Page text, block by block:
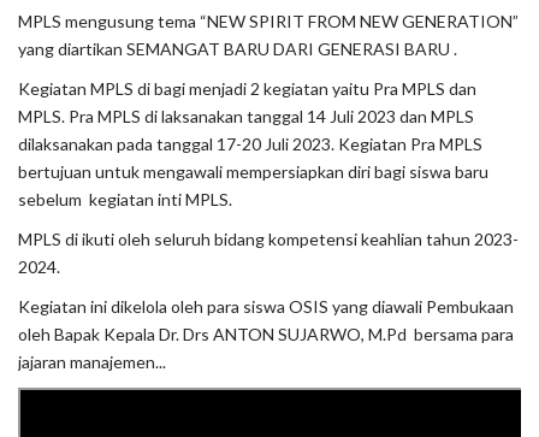
MPLS mengusung tema “NEW SPIRIT FROM NEW GENERATION”
yang diartikan SEMANGAT BARU DARI GENERASI BARU .
Kegiatan MPLS di bagi menjadi 2 kegiatan yaitu Pra MPLS dan
MPLS. Pra MPLS di laksanakan tanggal 14 Juli 2023 dan MPLS
dilaksanakan pada tanggal 17-20 Juli 2023. Kegiatan Pra MPLS
bertujuan untuk mengawali mempersiapkan diri bagi siswa baru
sebelum kegiatan inti MPLS.
MPLS di ikuti oleh seluruh bidang kompetensi keahlian tahun 2023-
2024.
Kegiatan ini dikelola oleh para siswa OSIS yang diawali Pembukaan
oleh Bapak Kepala Dr. Drs ANTON SUJARWO, M.Pd bersama para
jajaran manajemen...